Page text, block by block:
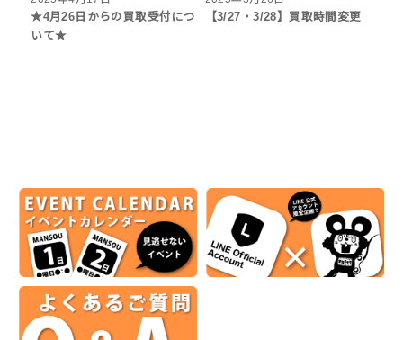
★4月26日からの買取受付につ
いて★
【3/27・3/28】買取時間変更